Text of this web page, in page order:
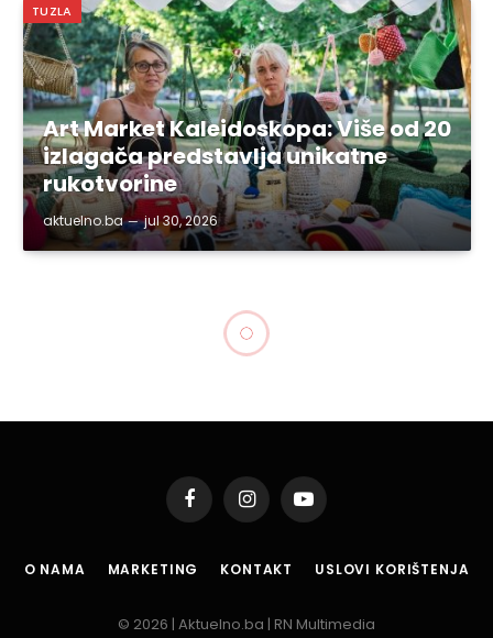
TUZLA
Art Market Kaleidoskopa: Više od 20
izlagača predstavlja unikatne
rukotvorine
aktuelno.ba jul 30, 2026
FacebookInstagramYouTube
O NAMA MARKETING KONTAKT USLOVI KORIŠTENJA
© 2026 | Aktuelno.ba | RN Multimedia